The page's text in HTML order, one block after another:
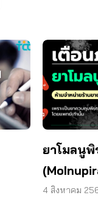
ยาโมลนูพิ
ซื้อกินเอง
4 สิงหาคม